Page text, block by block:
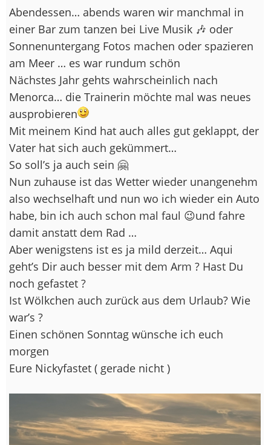
Abendessen… abends waren wir manchmal in
einer Bar zum tanzen bei Live Musik 🎶 oder
Sonnenuntergang Fotos machen oder spazieren
am Meer … es war rundum schön
Nächstes Jahr gehts wahrscheinlich nach
Menorca… die Trainerin möchte mal was neues
ausprobieren
Mit meinem Kind hat auch alles gut geklappt, der
Vater hat sich auch gekümmert…
So soll’s ja auch sein 🤗
Nun zuhause ist das Wetter wieder unangenehm
also wechselhaft und nun wo ich wieder ein Auto
habe, bin ich auch schon mal faul 😉und fahre
damit anstatt dem Rad …
Aber wenigstens ist es ja mild derzeit… Aqui
geht’s Dir auch besser mit dem Arm ? Hast Du
noch gefastet ?
Ist Wölkchen auch zurück aus dem Urlaub? Wie
war’s ?
Einen schönen Sonntag wünsche ich euch
morgen
Eure Nickyfastet ( gerade nicht )